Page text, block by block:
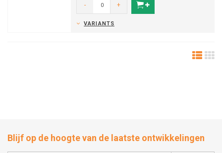
- +
VARIANTS
Blijf op de hoogte van de laatste ontwikkelingen